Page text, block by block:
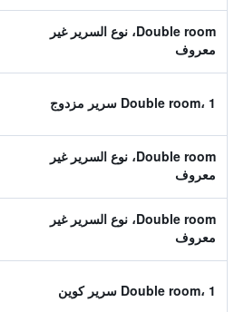
Double room، نوع السرير غير
معروف
Double room، 1 سرير مزدوج
Double room، نوع السرير غير
معروف
Double room، نوع السرير غير
معروف
Double room، 1 سرير كوين